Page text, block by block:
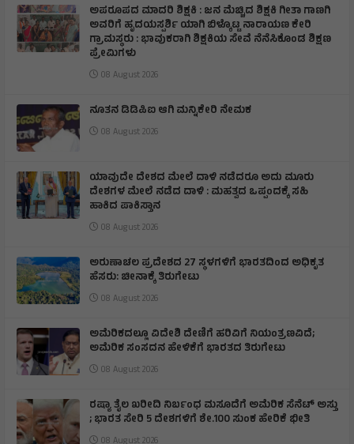
ಅಪರೂಪದ ಮಾದರಿ ಶಿಕ್ಷಕಿ : ಜನ ಮೆಚ್ಚಿದ ಶಿಕ್ಷಕಿ ಗೀತಾ ಗಾಣಗಿ
ಅವರಿಗೆ ಹೃದಯಸ್ಪರ್ಶಿ ಯಾಗಿ ಬಿಳ್ಕೊಟ್ಟ ನಾರಾಯಣ ಕೇರಿ
ಗ್ರಾಮಸ್ಥರು : ಭಾವುಕರಾಗಿ ಶಿಕ್ಷಕಿಯ ಸೇವೆ ನೆನೆಸಿಕೊಂಡ ಶಿಕ್ಷಣ
ಪ್ರೇಮಿಗಳು
08 August 2026
ನೂತನ ಡಿಡಿಪಿಐ ಆಗಿ ಮನ್ನಿಕೇರಿ ನೇಮಕ
08 August 2026
ಯಾವುದೇ ದೇಶದ ಮೇಲೆ ದಾಳಿ ನಡೆದರೂ ಅದು ಮೂರು
ದೇಶಗಳ ಮೇಲೆ ನಡೆದ ದಾಳಿ : ಮಹತ್ವದ ಒಪ್ಪಂದಕ್ಕೆ ಸಹಿ
ಹಾಕಿದ ಪಾಕಿಸ್ತಾನ
08 August 2026
ಅರುಣಾಚಲ ಪ್ರದೇಶದ 27 ಸ್ಥಳಗಳಿಗೆ ಭಾರತದಿಂದ ಅಧಿಕೃತ
ಹೆಸರು: ಚೀನಾಕ್ಕೆ ತಿರುಗೇಟು
08 August 2026
ಅಮೆರಿಕದಲ್ಲೂ ವಿದೇಶಿ ದೇಣಿಗೆ ಹರಿವಿಗೆ ನಿಯಂತ್ರಣವಿದೆ;
ಅಮೆರಿಕ ಸಂಸದನ ಹೇಳಿಕೆಗೆ ಭಾರತದ ತಿರುಗೇಟು
08 August 2026
ರಷ್ಯಾ ತೈಲ ಖರೀದಿ ನಿರ್ಬಂಧ ಮಸೂದೆಗೆ ಅಮೆರಿಕ ಸೆನೆಟ್ ಅಸ್ತು
; ಭಾರತ ಸೇರಿ 5 ದೇಶಗಳಿಗೆ ಶೇ.100 ಸುಂಕ ಹೇರಿಕೆ ಭೀತಿ